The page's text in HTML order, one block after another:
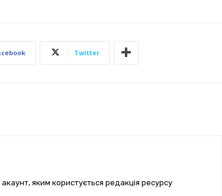
Twitter
яким користується редакція ресурсу